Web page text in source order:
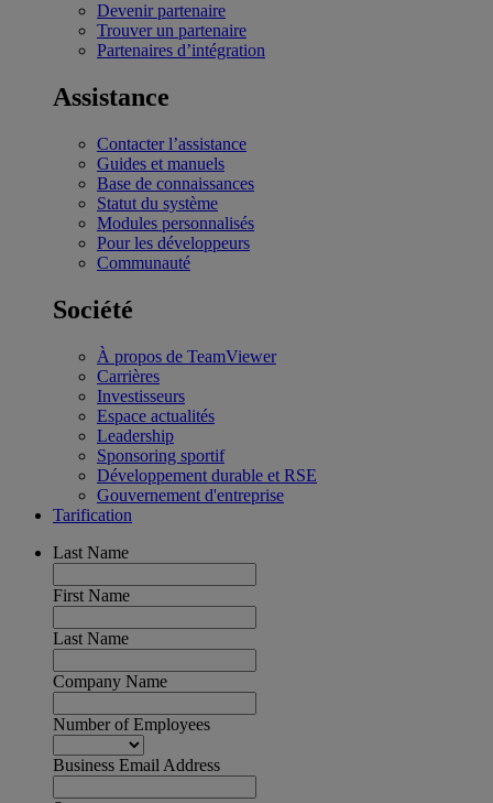
Devenir partenaire
Trouver un partenaire
Partenaires d’intégration
Assistance
Contacter l’assistance
Guides et manuels
Base de connaissances
Statut du système
Modules personnalisés
Pour les développeurs
Communauté
Société
À propos de TeamViewer
Carrières
Investisseurs
Espace actualités
Leadership
Sponsoring sportif
Développement durable et RSE
Gouvernement d'entreprise
Tarification
Last Name
First Name
Last Name
Company Name
Number of Employees
Business Email Address